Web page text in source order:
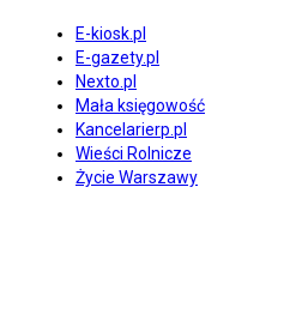
E-kiosk.pl
E-gazety.pl
Nexto.pl
Mała księgowość
Kancelarierp.pl
Wieści Rolnicze
Życie Warszawy